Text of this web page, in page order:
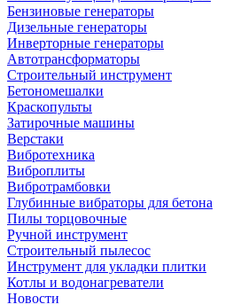
Бензиновые генераторы
Дизельные генераторы
Инверторные генераторы
Автотрансформаторы
Строительный инструмент
Бетономешалки
Краскопульты
Затирочные машины
Верстаки
Вибротехника
Виброплиты
Вибротрамбовки
Глубинные вибраторы для бетона
Пилы торцовочные
Ручной инструмент
Строительный пылесос
Инструмент для укладки плитки
Котлы и водонагреватели
Новости